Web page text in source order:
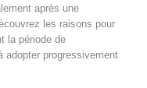
après une
les raisons pour
la période de
adopter progressivement